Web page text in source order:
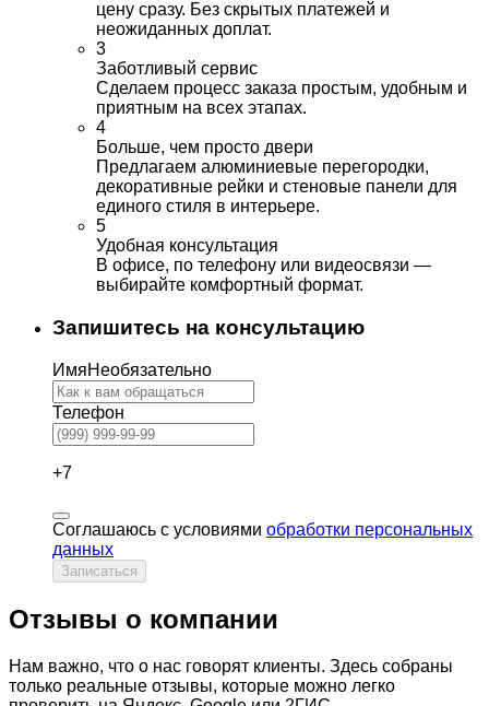
цену сразу. Без скрытых платежей и
неожиданных доплат.
3
Заботливый сервис
Сделаем процесс заказа простым, удобным и
приятным на всех этапах.
4
Больше, чем просто двери
Предлагаем алюминиевые перегородки,
декоративные рейки и стеновые панели для
единого стиля в интерьере.
5
Удобная консультация
В офисе, по телефону или видеосвязи —
выбирайте комфортный формат.
Запишитесь на консультацию
ИмяНеобязательно
Телефон
+7
Соглашаюсь с условиями обработки персональных
данных
Записаться
Отзывы о компании
Нам важно, что о нас говорят клиенты. Здесь собраны
только реальные отзывы, которые можно легко